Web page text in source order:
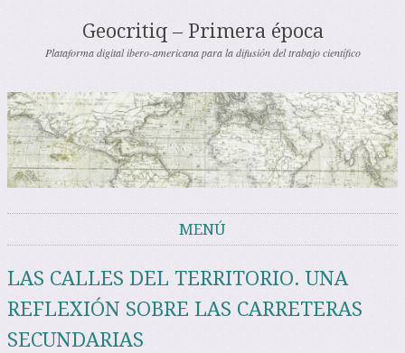
Geocritiq – Primera época
Plataforma digital ibero-americana para la difusión del trabajo científico
MENÚ
LAS CALLES DEL TERRITORIO. UNA
REFLEXIÓN SOBRE LAS CARRETERAS
SECUNDARIAS